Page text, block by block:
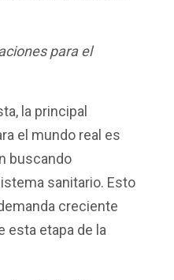
para el
la principal
el mundo real es
buscando
sanitario. Esto
creciente
esta etapa de la